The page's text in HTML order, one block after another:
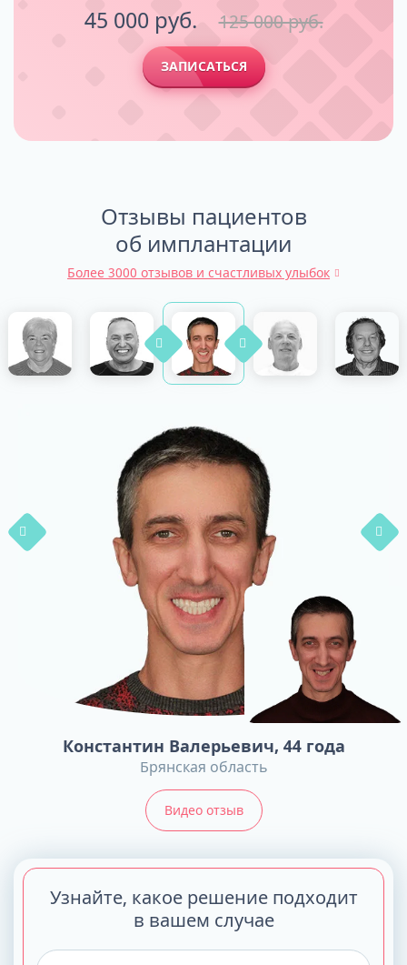
45 000 руб. 125 000 руб.
ЗАПИСАТЬСЯ
Отзывы пациентов
об имплантации
Более 3000 отзывов и счастливых улыбок
Константин Валерьевич, 44 года
Брянская область
Видео отзыв
Узнайте, какое решение подходит
в вашем случае